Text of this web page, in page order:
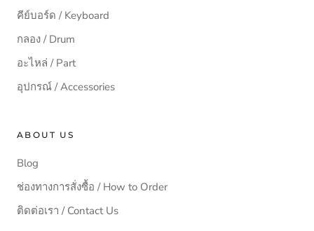
คีย์บอร์ด / Keyboard
กลอง / Drum
อะไหล่ / Part
อุปกรณ์ / Accessories
ABOUT US
Blog
ช่องทางการสั่งซื้อ / How to Order
ติดต่อเรา / Contact Us